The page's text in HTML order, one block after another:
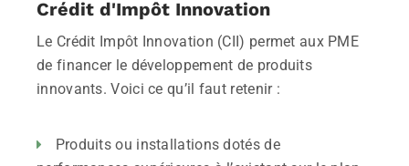
Crédit d'Impôt Innovation
Le Crédit Impôt Innovation (CII) permet aux PME
de financer le développement de produits
innovants. Voici ce qu’il faut retenir :
Produits ou installations dotés de